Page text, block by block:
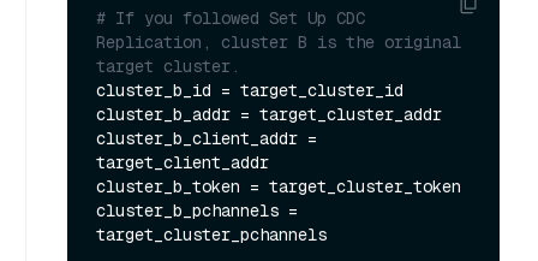
# If you followed Set Up CDC
Replication, cluster B is the original
target cluster.
cluster_b_id = target_cluster_id
cluster_b_addr = target_cluster_addr
cluster_b_client_addr =
target_client_addr
cluster_b_token = target_cluster_token
cluster_b_pchannels =
target_cluster_pchannels